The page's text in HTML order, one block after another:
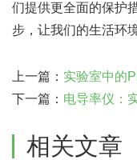
们提供更全面的保护
步，让我们的生活环
上一篇： 实验室中的
下一篇： 电导率仪：
相关文章